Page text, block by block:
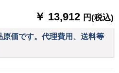
￥ 13,912 円(税込)
価です。代理費用、送料等